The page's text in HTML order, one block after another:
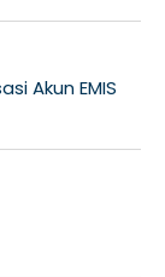
Akun EMIS